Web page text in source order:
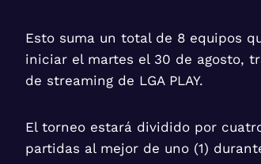
Esto suma un total de 8 equipos
iniciar el martes el 30 de agosto,
de streaming de LGA PLAY.
El torneo estará dividido por
partidas al mejor de uno (1)